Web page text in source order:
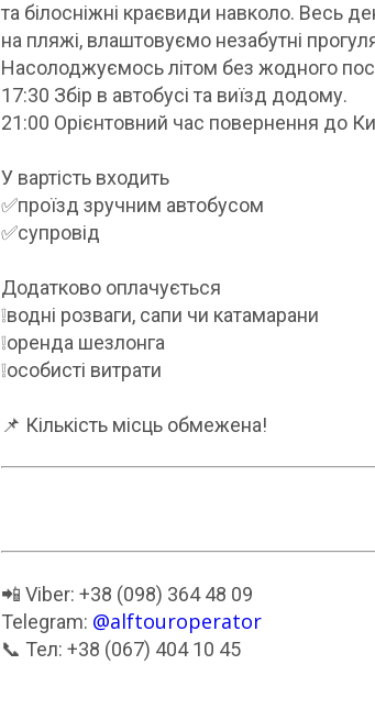
та білосніжні краєвиди навколо. Весь
на пляжі, влаштовуємо незабутні
Насолоджуємось літом без жодного
17:30 Збір в автобусі та виїзд додому.
21:00 Орієнтовний час повернення до
У вартість входить
✅проїзд зручним автобусом
✅супровід
Додатково оплачується
❕водні розваги, сапи чи катамарани
❕оренда шезлонга
❕особисті витрати
📌 Кількість місць обмежена!
📲 Viber: +38 (098) 364 48 09
Telegram: @alftouroperator
📞 Тел: +38 (067) 404 10 45